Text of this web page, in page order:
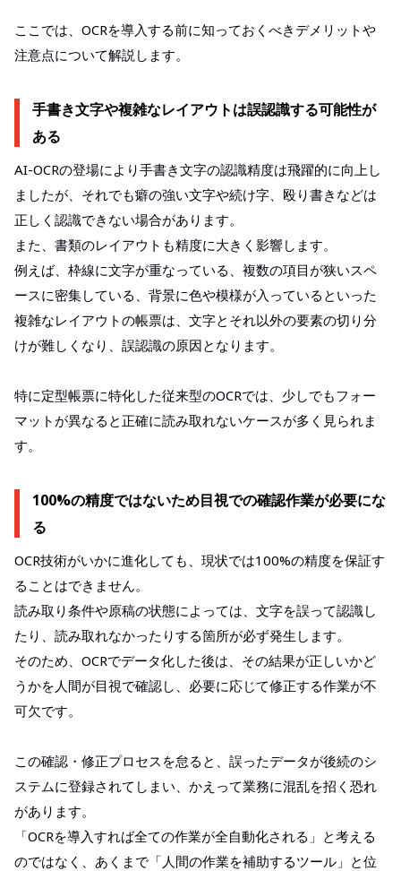
ここでは、OCRを導入する前に知っておくべきデメリットや
注意点について解説します。
手書き文字や複雑なレイアウトは誤認識する可能性が
ある
AI-OCRの登場により手書き文字の認識精度は飛躍的に向上し
ましたが、それでも癖の強い文字や続け字、殴り書きなどは
正しく認識できない場合があります。
また、書類のレイアウトも精度に大きく影響します。
例えば、枠線に文字が重なっている、複数の項目が狭いスペ
ースに密集している、背景に色や模様が入っているといった
複雑なレイアウトの帳票は、文字とそれ以外の要素の切り分
けが難しくなり、誤認識の原因となります。
特に定型帳票に特化した従来型のOCRでは、少しでもフォー
マットが異なると正確に読み取れないケースが多く見られま
す。
100%の精度ではないため目視での確認作業が必要にな
る
OCR技術がいかに進化しても、現状では100%の精度を保証す
ることはできません。
読み取り条件や原稿の状態によっては、文字を誤って認識し
たり、読み取れなかったりする箇所が必ず発生します。
そのため、OCRでデータ化した後は、その結果が正しいかど
うかを人間が目視で確認し、必要に応じて修正する作業が不
可欠です。
この確認・修正プロセスを怠ると、誤ったデータが後続のシ
ステムに登録されてしまい、かえって業務に混乱を招く恐れ
があります。
「OCRを導入すれば全ての作業が全自動化される」と考える
のではなく、あくまで「人間の作業を補助するツール」と位